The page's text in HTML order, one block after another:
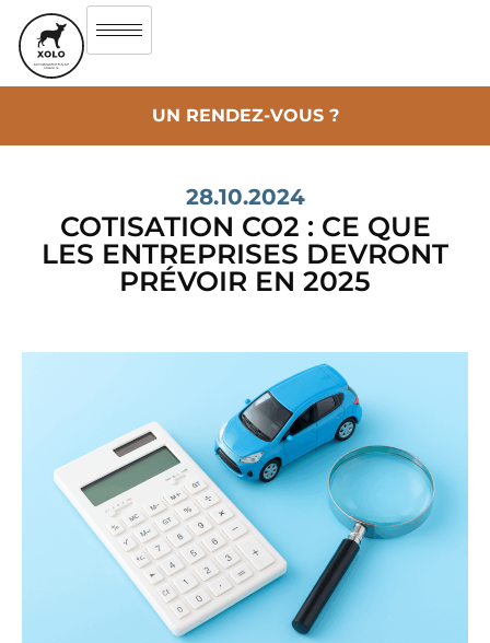
UN RENDEZ-VOUS ?
28.10.2024
COTISATION CO2 : CE QUE
LES ENTREPRISES DEVRONT
PRÉVOIR EN 2025